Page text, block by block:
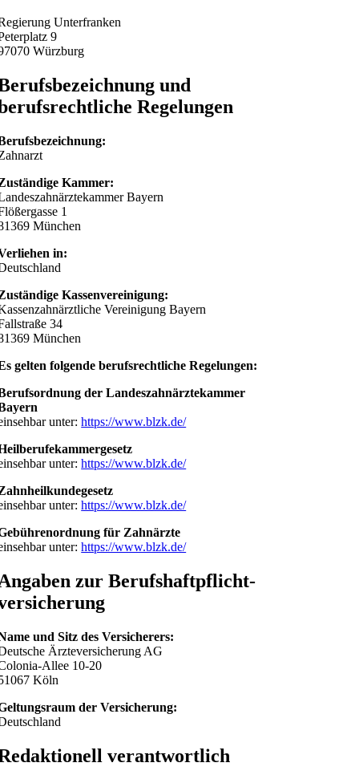
Unterfranken
9
Würzburg
und
Regelungen
Kammer:
Bayern
1
München
in:
Kassenvereinigung:
Vereinigung Bayern
34
München
gelten folgende berufsrechtliche Regelungen:
der Landeszahnärztekammer
unter:https://www.blzk.de/
unter:https://www.blzk.de/
unter:https://www.blzk.de/
für Zahnärzte
unter:https://www.blzk.de/
zur Berufs­haftpflicht­
und Sitz des Versicherers:
Ärzteversicherung AG
Allee 10-20
Köln
der Versicherung:
verantwortlich